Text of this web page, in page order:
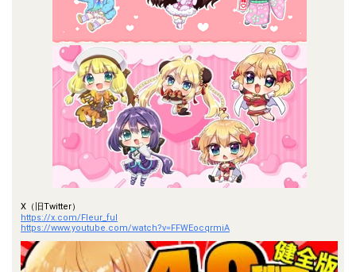
X（旧Twitter）
https://x.com/Fleur_ful
https://www.youtube.com/watch?v=FFWEocqrmiA